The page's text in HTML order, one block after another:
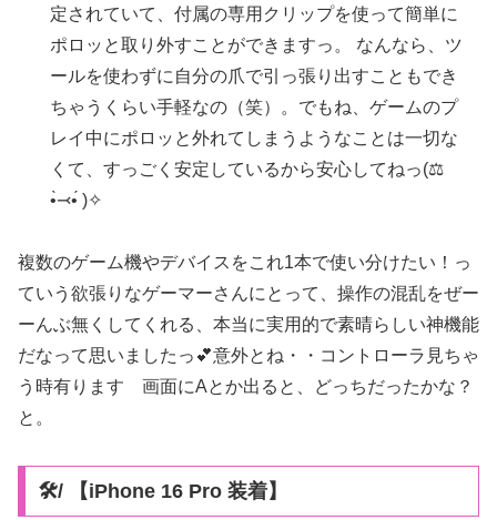
定されていて、付属の専用クリップを使って簡単に
ポロッと取り外すことができますっ。 なんなら、ツ
ールを使わずに自分の爪で引っ張り出すこともでき
ちゃうくらい手軽なの（笑）。でもね、ゲームのプ
レイ中にポロッと外れてしまうようなことは一切な
くて、すっごく安定しているから安心してねっ(⚖️
•̀⤙•́ )✧
複数のゲーム機やデバイスをこれ1本で使い分けたい！っ
ていう欲張りなゲーマーさんにとって、操作の混乱をぜー
ーんぶ無くしてくれる、本当に実用的で素晴らしい神機能
だなって思いましたっ💕意外とね・・コントローラ見ちゃ
う時有ります 画面にAとか出ると、どっちだったかな？
と。
🛠/ 【iPhone 16 Pro 装着】